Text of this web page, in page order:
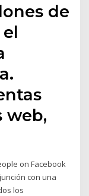
de
web,
on Facebook
con una
los